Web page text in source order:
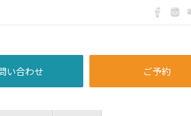
ご予約
い合わせ